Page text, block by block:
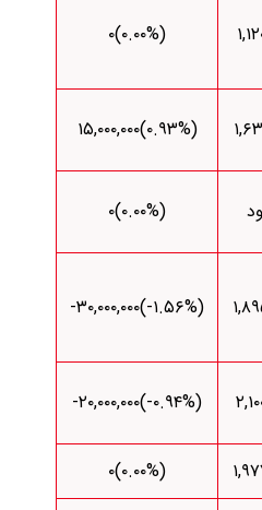
(۰.۰۰%)۰
(‎۰.۹۳%‌)‎۱۵,۰۰۰,۰۰۰‌
(۰.۰۰%)۰
(‎-۱.۵۶%‌)‎-۳۰,۰۰۰,۰۰۰‌
(‎-۰.۹۴%‌)‎-۲۰,۰۰۰,۰۰۰‌
(۰.۰۰%)۰